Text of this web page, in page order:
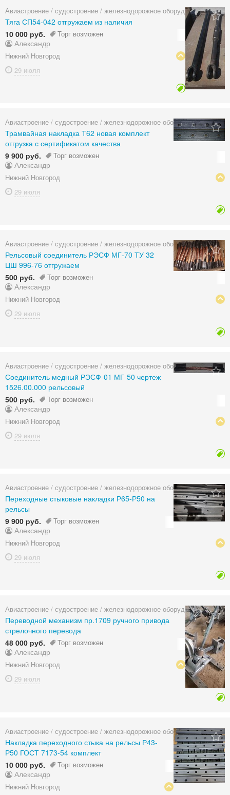
Авиастроение / судостроение / железнодорожное оборудование
Тяга СП54-042 отгружаем из наличия
10 000 руб.
Торг возможен
Александр
Нижний Новгород
29 июля
Авиастроение / судостроение / железнодорожное оборудование
Трамвайная накладка Т62 новая комплект
отгрузка с сертификатом качества
9 900 руб.
Торг возможен
Александр
Нижний Новгород
29 июля
Авиастроение / судостроение / железнодорожное оборудование
Рельсовый соединитель РЭСФ МГ-70 ТУ 32
ЦШ 996-76 отгружаем
500 руб.
Торг возможен
Александр
Нижний Новгород
29 июля
Авиастроение / судостроение / железнодорожное оборудование
Соединитель медный РЭСФ-01 МГ-50 чертеж
1526.00.000 рельсовый
500 руб.
Торг возможен
Александр
Нижний Новгород
29 июля
Авиастроение / судостроение / железнодорожное оборудование
Переходные стыковые накладки Р65-Р50 на
рельсы
9 900 руб.
Торг возможен
Александр
Нижний Новгород
29 июля
Авиастроение / судостроение / железнодорожное оборудование
Переводной механизм пр.1709 ручного привода
стрелочного перевода
48 000 руб.
Торг возможен
Александр
Нижний Новгород
29 июля
Авиастроение / судостроение / железнодорожное оборудование
Накладка переходного стыка на рельсы Р43-
Р50 ГОСТ 7173-54 комплект
10 000 руб.
Торг возможен
Александр
Нижний Новгород